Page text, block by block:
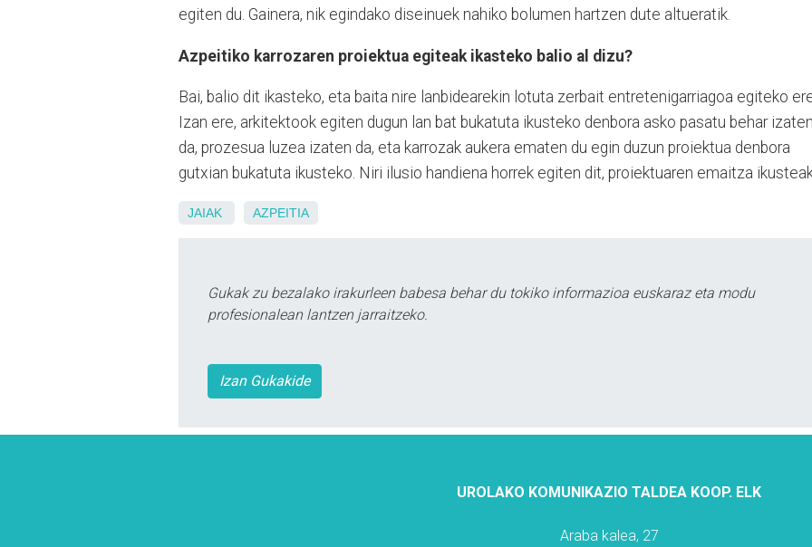
egiten du. Gainera, nik egindako diseinuek nahiko bolumen hartzen dute altueratik.
Azpeitiko karrozaren proiektua egiteak ikasteko balio al dizu?
Bai, balio dit ikasteko, eta baita nire lanbidearekin lotuta zerbait entretenigarriagoa egiteko
Izan ere, arkitektook egiten dugun lan bat bukatuta ikusteko denbora asko pasatu behar
da, prozesua luzea izaten da, eta karrozak aukera ematen du egin duzun proiektua denbora
gutxian bukatuta ikusteko. Niri ilusio handiena horrek egiten dit, proiektuaren emaitza
JAIAK AZPEITIA
Gukak zu bezalako irakurleen babesa behar du tokiko informazioa euskaraz eta modu
profesionalean lantzen jarraitzeko.
Izan Gukakide
UROLAKO KOMUNIKAZIO TALDEA KOOP. ELK
Araba kalea, 27